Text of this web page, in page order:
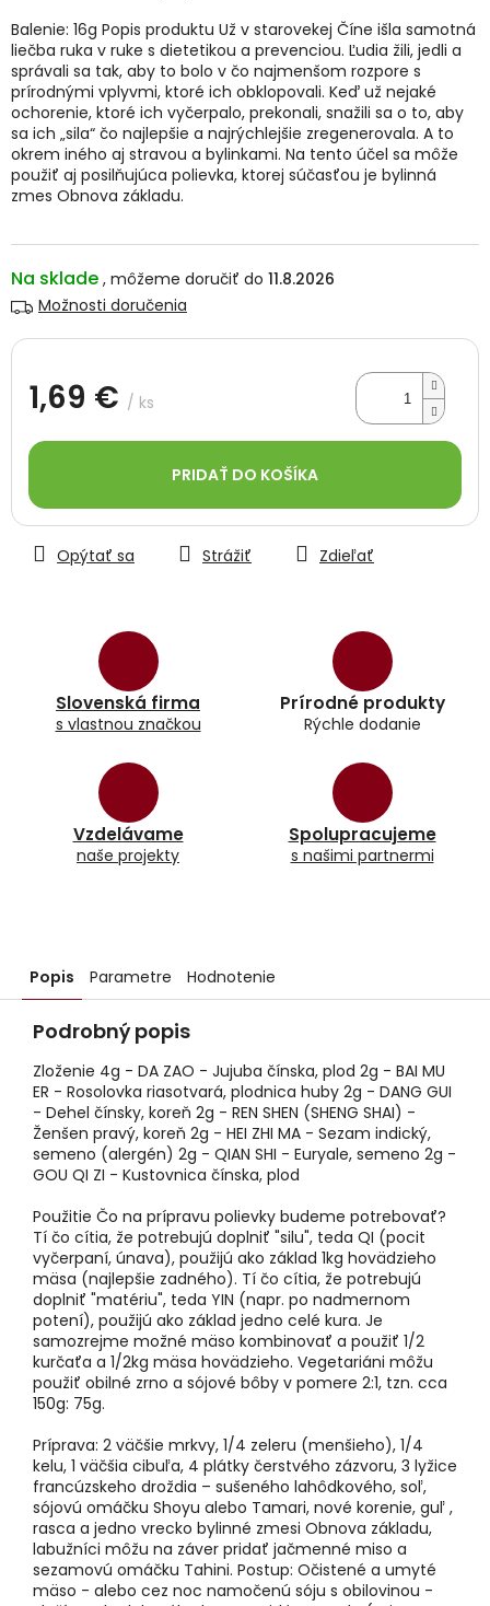
Na sklade
11.8.2026
Možnosti doručenia
1,69 € / ks
cena:
PRIDAŤ DO KOŠÍKA
Slovenská firma
s vlastnou značkou
Prírodné produkty
Rýchle dodanie
Vzdelávame
naše projekty
Spolupracujeme
s našimi partnermi
Balenie: 16g Popis produktu Už v starovekej Číne išla samotná
liečba ruka v ruke s dietetikou a prevenciou. Ľudia žili, jedli a
správali sa tak, aby to bolo v čo najmenšom rozpore s
prírodnými vplyvmi, ktoré ich obklopovali. Keď už nejaké
ochorenie, ktoré ich vyčerpalo, prekonali, snažili sa o to, aby
sa ich „sila“ čo najlepšie a najrýchlejšie zregenerovala. A to
okrem iného aj stravou a bylinkami. Na tento účel sa môže
použiť aj posilňujúca polievka, ktorej súčasťou je bylinná
zmes Obnova základu.
Opýtať sa Strážiť Zdieľať
hviezdičiek.
Popis Parametre Hodnotenie
Podrobný popis
Zloženie 4g - DA ZAO - Jujuba čínska, plod 2g - BAI MU
ER - Rosolovka riasotvará, plodnica huby 2g - DANG GUI
- Dehel čínsky, koreň 2g - REN SHEN (SHENG SHAI) -
Ženšen pravý, koreň 2g - HEI ZHI MA - Sezam indický,
semeno (alergén) 2g - QIAN SHI - Euryale, semeno 2g -
GOU QI ZI - Kustovnica čínska, plod
Použitie Čo na prípravu polievky budeme potrebovať?
Tí čo cítia, že potrebujú doplniť "silu", teda QI (pocit
vyčerpaní, únava), použijú ako základ 1kg hovädzieho
mäsa (najlepšie zadného). Tí čo cítia, že potrebujú
doplniť "matériu", teda YIN (napr. po nadmernom
potení), použijú ako základ jedno celé kura. Je
samozrejme možné mäso kombinovať a použiť 1/2
kurčaťa a 1/2kg mäsa hovädzieho. Vegetariáni môžu
použiť obilné zrno a sójové bôby v pomere 2:1, tzn. cca
150g: 75g.
Príprava: 2 väčšie mrkvy, 1/4 zeleru (menšieho), 1/4
kelu, 1 väčšia cibuľa, 4 plátky čerstvého zázvoru, 3 lyžice
francúzskeho droždia – sušeného lahôdkového, soľ,
sójovú omáčku Shoyu alebo Tamari, nové korenie, guľ ,
rasca a jedno vrecko bylinné zmesi Obnova základu,
labužníci môžu na záver pridať jačmenné miso a
sezamovú omáčku Tahini. Postup: Očistené a umyté
mäso - alebo cez noc namočenú sóju s obilovinou -